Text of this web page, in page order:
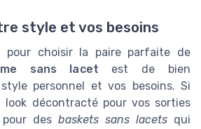
style et vos besoins
pour choisir la paire parfaite de
sans lacet est de bien
personnel et vos besoins. Si
look décontracté pour vos sorties
des baskets sans lacets qui